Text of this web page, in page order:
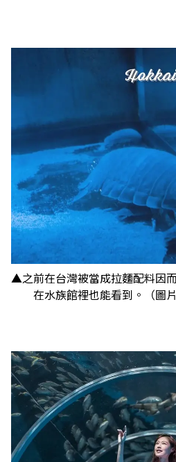
▲之前在台灣被當成拉麵配料因
在水族館裡也能看到。（圖